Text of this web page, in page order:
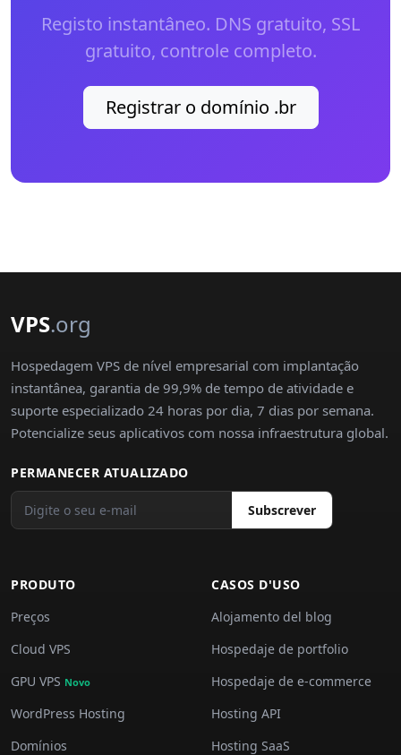
Registo instantâneo. DNS gratuito, SSL
gratuito, controle completo.
Registrar o domínio .br
VPS.org
Hospedagem VPS de nível empresarial com implantação
instantânea, garantia de 99,9% de tempo de atividade e
suporte especializado 24 horas por dia, 7 dias por semana.
Potencialize seus aplicativos com nossa infraestrutura global.
PERMANECER ATUALIZADO
Subscrever
PRODUTO
Preços
Cloud VPS
GPU VPS Novo
WordPress Hosting
Domínios
CASOS D'USO
Alojamento del blog
Hospedaje de portfolio
Hospedaje de e-commerce
Hosting API
Hosting SaaS